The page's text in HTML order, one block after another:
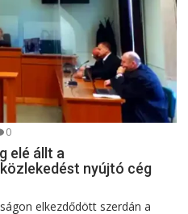
0
elé állt a
nyújtó cég
elkezdődött szerdán a